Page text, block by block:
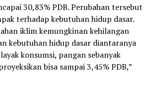
30,83% PDB. Perubahan tersebut
terhadap kebutuhan hidup dasar.
iklim kemungkinan kehilangan
kebutuhan hidup dasar diantaranya
konsumsi, pangan sebanyak
bisa sampai 3,45% PDB,”